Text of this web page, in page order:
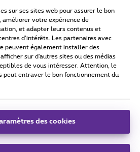
Accessibility statement
2026 Proximus
consommateur
II 27 - B-1030 Bruxelles.
sur ses sites web pour assurer le bon
votre expérience de
et adapter leurs contenus et
d’intérêts. Les partenaires avec
peuvent également installer des
sur d'autres sites ou des médias
de vous intéresser. Attention, le
peut entraver le bon fonctionnement du
des cookies